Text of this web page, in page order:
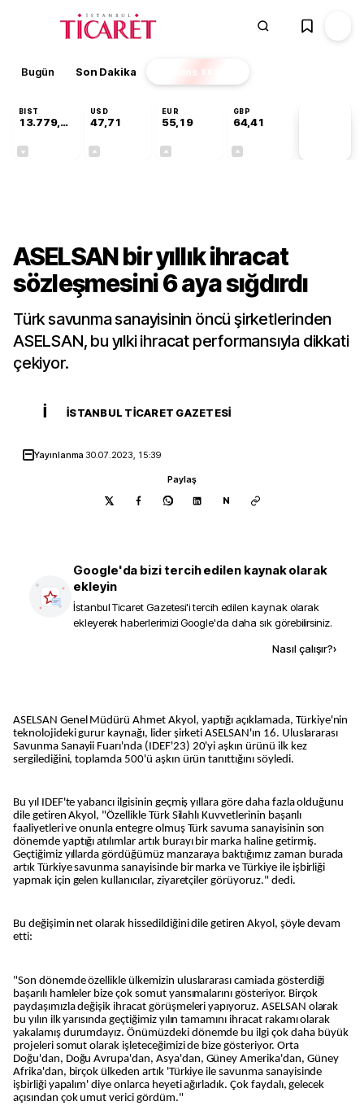
Bugün Son Dakika Finans EKSTRA
BIST
13.779,39
USD
47,71
EUR
55,19
GBP
64,41
ASELSAN bir yıllık ihracat
sözleşmesini 6 aya sığdırdı
Türk savunma sanayisinin öncü şirketlerinden
ASELSAN, bu yılki ihracat performansıyla dikkati
çekiyor.
İ İSTANBUL TICARET GAZETESI
Yayınlanma 30.07.2023, 15:39
Paylaş
N
Google'da bizi tercih edilen kaynak olarak
ekleyin
İstanbul Ticaret Gazetesi'i tercih edilen kaynak olarak
ekleyerek haberlerimizi Google'da daha sık görebilirsiniz.
Nasıl çalışır?›
ASELSAN Genel Müdürü Ahmet Akyol, yaptığı açıklamada, Türkiye'nin
teknolojideki gurur kaynağı, lider şirketi ASELSAN'ın 16. Uluslararası
Savunma Sanayii Fuarı'nda (IDEF'23) 20'yi aşkın ürünü ilk kez
sergilediğini, toplamda 500'ü aşkın ürün tanıttığını söyledi.
Bu yıl IDEF'te yabancı ilgisinin geçmiş yıllara göre daha fazla olduğunu
dile getiren Akyol, "Özellikle Türk Silahlı Kuvvetlerinin başarılı
faaliyetleri ve onunla entegre olmuş Türk savuma sanayisinin son
dönemde yaptığı atılımlar artık burayı bir marka haline getirmiş.
Geçtiğimiz yıllarda gördüğümüz manzaraya baktığımız zaman burada
artık Türkiye savunma sanayisinde bir marka ve Türkiye ile işbirliği
yapmak için gelen kullanıcılar, ziyaretçiler görüyoruz." dedi.
Bu değişimin net olarak hissedildiğini dile getiren Akyol, şöyle devam
etti:
"Son dönemde özellikle ülkemizin uluslararası camiada gösterdiği
başarılı hamleler bize çok somut yansımalarını gösteriyor. Birçok
paydaşımızla değişik ihracat görüşmeleri yapıyoruz. ASELSAN olarak
bu yılın ilk yarısında geçtiğimiz yılın tamamını ihracat rakamı olarak
yakalamış durumdayız. Önümüzdeki dönemde bu ilgi çok daha büyük
projeleri somut olarak işleteceğimizi de bize gösteriyor. Orta
Doğu'dan, Doğu Avrupa'dan, Asya'dan, Güney Amerika'dan, Güney
Afrika'dan, birçok ülkeden artık 'Türkiye ile savunma sanayisinde
işbirliği yapalım' diye onlarca heyeti ağırladık. Çok faydalı, gelecek
açısından çok umut verici gördüm."